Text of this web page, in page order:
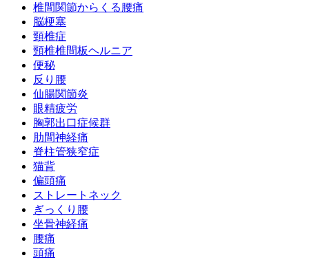
椎間関節からくる腰痛
脳梗塞
頸椎症
頸椎椎間板ヘルニア
便秘
反り腰
仙腸関節炎
眼精疲労
胸郭出口症候群
肋間神経痛
脊柱管狭窄症
猫背
偏頭痛
ストレートネック
ぎっくり腰
坐骨神経痛
腰痛
頭痛